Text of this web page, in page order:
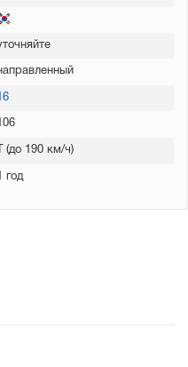
T (до 190 км/ч)
год